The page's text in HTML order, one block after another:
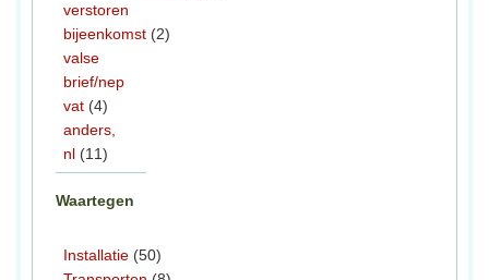
verstoren
bijeenkomst (2)
valse
brief/nep
vat (4)
anders,
nl (11)
Waartegen
Installatie (50)